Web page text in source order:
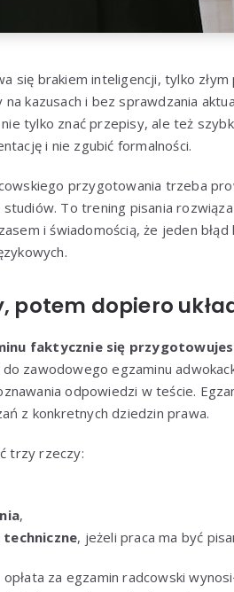
się brakiem inteligencji, tylko złym
kazusach i bez sprawdzania
tylko znać przepisy, ale też
i nie zgubić formalności.
przygotowania trzeba
To trening pisania
i świadomością, że jeden
potem dopiero
faktycznie się
zawodowego egzaminu
odpowiedzi w teście.
z konkretnych dziedzin prawa.
trzy rzeczy:
,
, jeżeli praca ma być
za egzamin radcowski